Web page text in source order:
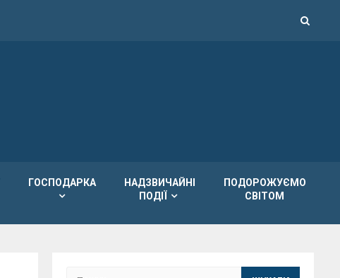
ГОСПОДАРКА
НАДЗВИЧАЙНІ
ПОДІЇ
ПОДОРОЖУЄМО
СВІТОМ
Пошук: